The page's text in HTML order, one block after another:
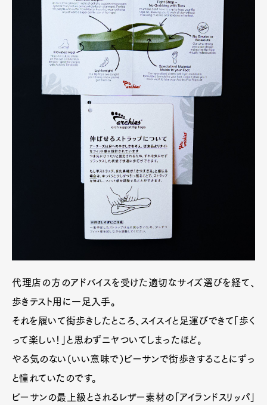
代理店の方のアドバイスを受けた適切なサイズ選びを経て、
歩きテスト用に一足入手。
それを履いて街歩きしたところ、スイスイと足運びできて「歩く
って楽しい！」と思わずニヤついてしまったほど。
やる気のない（いい意味で）ビーサンで街歩きすることにずっ
と憧れていたのです。
ビーサンの最上級とされるレザー素材の「アイランドスリッパ」